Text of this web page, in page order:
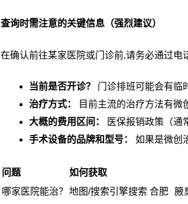
查询时需注意的关键信息（强烈建议）
在确认前往某家医院或门诊前,请务必通过电
当前是否开诊？
门诊排班可能会有临
治疗方式：
目前主流的治疗方法有微
大概的费用区间：
医保报销政策（通
手术设备的品牌和型号：
如果是微创
问题 如何获取
哪家医院能治？ 地图/搜索引擎搜索 合肥 腋